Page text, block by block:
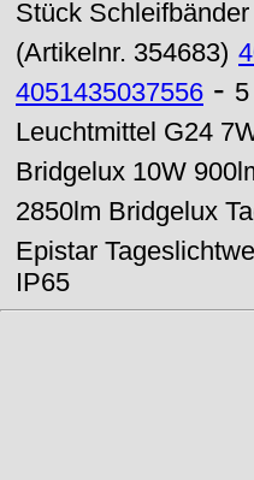
Stück
(Artikelnr. 354683)
4051435037556 -
Leuchtmittel G24
Bridgelux 10W
2850lm Bridgelux
Epistar
IP65